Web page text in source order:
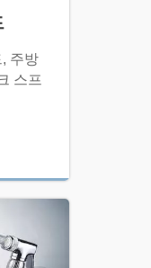
주방
스프